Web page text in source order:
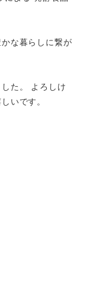
な暮らしに繋が
た。 よろしけ
いです。